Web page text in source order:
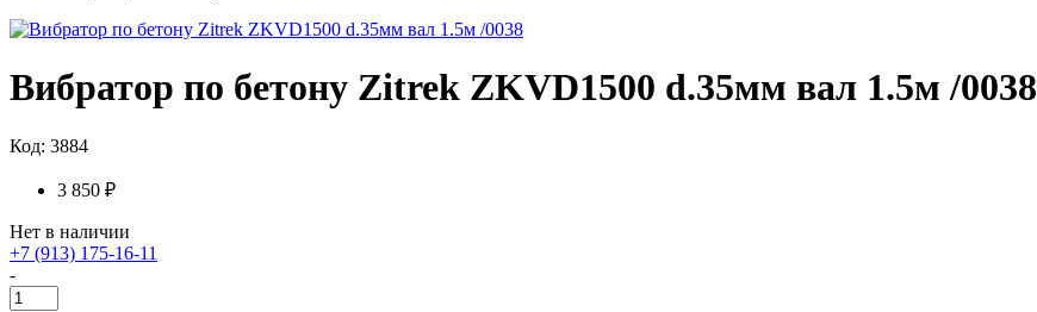
Вибратор по бетону Zitrek ZKVD1500 d.35мм вал 1.5м /0038
Код: 3884
3 850 ₽
Нет в наличии
+7 (913) 175-16-11
-